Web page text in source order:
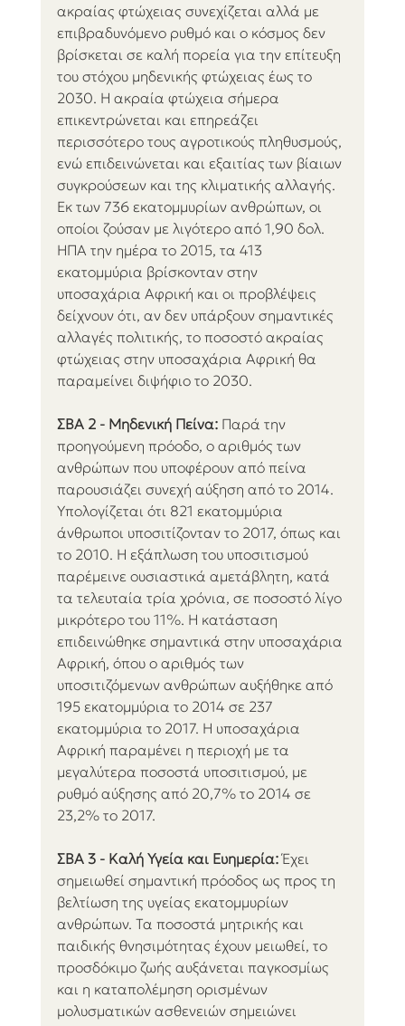
ακραίας φτώχειας συνεχίζεται αλλά με
επιβραδυνόμενο ρυθμό και ο κόσμος δεν
βρίσκεται σε καλή πορεία για την επίτευξη
του στόχου μηδενικής φτώχειας έως το
2030. Η ακραία φτώχεια σήμερα
επικεντρώνεται και επηρεάζει
περισσότερο τους αγροτικούς πληθυσμούς,
ενώ επιδεινώνεται και εξαιτίας των βίαιων
συγκρούσεων και της κλιματικής αλλαγής.
Εκ των 736 εκατομμυρίων ανθρώπων, οι
οποίοι ζούσαν με λιγότερο από 1,90 δολ.
ΗΠΑ την ημέρα το 2015, τα 413
εκατομμύρια βρίσκονταν στην
υποσαχάρια Αφρική και οι προβλέψεις
δείχνουν ότι, αν δεν υπάρξουν σημαντικές
αλλαγές πολιτικής, το ποσοστό ακραίας
φτώχειας στην υποσαχάρια Αφρική θα
παραμείνει διψήφιο το 2030.
ΣΒΑ 2 - Μηδενική Πείνα: Παρά την
προηγούμενη πρόοδο, ο αριθμός των
ανθρώπων που υποφέρουν από πείνα
παρουσιάζει συνεχή αύξηση από το 2014.
Υπολογίζεται ότι 821 εκατομμύρια
άνθρωποι υποσιτίζονταν το 2017, όπως και
το 2010. Η εξάπλωση του υποσιτισμού
παρέμεινε ουσιαστικά αμετάβλητη, κατά
τα τελευταία τρία χρόνια, σε ποσοστό λίγο
μικρότερο του 11%. Η κατάσταση
επιδεινώθηκε σημαντικά στην υποσαχάρια
Αφρική, όπου ο αριθμός των
υποσιτιζόμενων ανθρώπων αυξήθηκε από
195 εκατομμύρια το 2014 σε 237
εκατομμύρια το 2017. Η υποσαχάρια
Αφρική παραμένει η περιοχή με τα
μεγαλύτερα ποσοστά υποσιτισμού, με
ρυθμό αύξησης από 20,7% το 2014 σε
23,2% το 2017.
ΣΒΑ 3 - Καλή Υγεία και Ευημερία: Έχει
σημειωθεί σημαντική πρόοδος ως προς τη
βελτίωση της υγείας εκατομμυρίων
ανθρώπων. Τα ποσοστά μητρικής και
παιδικής θνησιμότητας έχουν μειωθεί, το
προσδόκιμο ζωής αυξάνεται παγκοσμίως
και η καταπολέμηση ορισμένων
μολυσματικών ασθενειών σημειώνει